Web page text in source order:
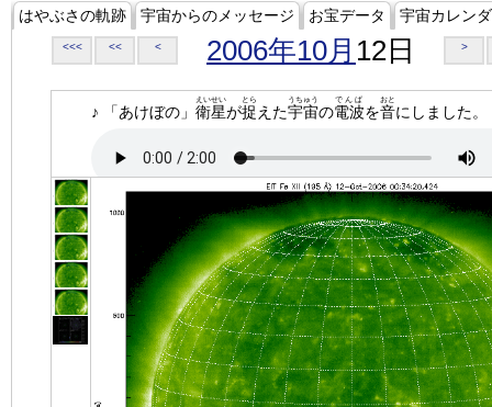
はやぶさの軌跡 宇宙からのメッセージ お宝データ 宇宙カレン
<<< << < 2006年10月 12日 >
♪ 「あけぼの」 衛星
えいせい
が捉
とら
えた宇宙
うちゅう
の電波
でんぱ
を音
おと
にしました。